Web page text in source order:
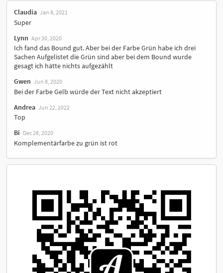
Claudia Jan 8, 2021
Super
Lynn Apr 30, 2020
Ich fand das Bound gut. Aber bei der Farbe Grün habe ich drei
Sachen Aufgelistet die Grün sind aber bei dem Bound wurde
gesagt ich hätte nichts aufgezählt
Gwen Jun 8, 2020
Bei der Farbe Gelb würde der Text nicht akzeptiert
Andrea Jun 22, 2022
Top
Bi Dec 28, 2020
Komplementärfarbe zu grün ist rot